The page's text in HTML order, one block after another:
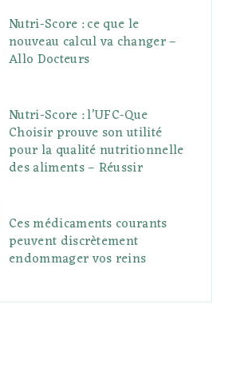
Nutri-Score : ce que le
nouveau calcul va changer –
Allo Docteurs
Nutri-Score : l’UFC-Que
Choisir prouve son utilité
pour la qualité nutritionnelle
des aliments – Réussir
Ces médicaments courants
peuvent discrètement
endommager vos reins